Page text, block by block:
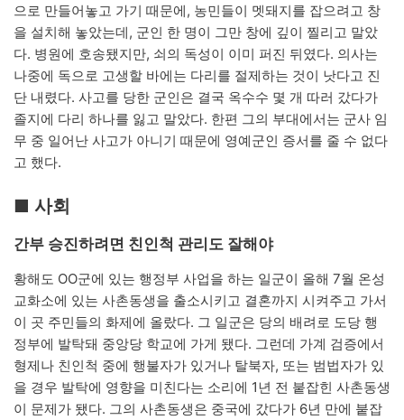
으로 만들어놓고 가기 때문에, 농민들이 멧돼지를 잡으려고 창
을 설치해 놓았는데, 군인 한 명이 그만 창에 깊이 찔리고 말았
다. 병원에 호송됐지만, 쇠의 독성이 이미 퍼진 뒤였다. 의사는
나중에 독으로 고생할 바에는 다리를 절제하는 것이 낫다고 진
단 내렸다. 사고를 당한 군인은 결국 옥수수 몇 개 따러 갔다가
졸지에 다리 하나를 잃고 말았다. 한편 그의 부대에서는 군사 임
무 중 일어난 사고가 아니기 때문에 영예군인 증서를 줄 수 없다
고 했다.
■ 사회
간부 승진하려면 친인척 관리도 잘해야
황해도 OO군에 있는 행정부 사업을 하는 일군이 올해 7월 온성
교화소에 있는 사촌동생을 출소시키고 결혼까지 시켜주고 가서
이 곳 주민들의 화제에 올랐다. 그 일군은 당의 배려로 도당 행
정부에 발탁돼 중앙당 학교에 가게 됐다. 그런데 가계 검증에서
형제나 친인척 중에 행불자가 있거나 탈북자, 또는 범법자가 있
을 경우 발탁에 영향을 미친다는 소리에 1년 전 붙잡힌 사촌동생
이 문제가 됐다. 그의 사촌동생은 중국에 갔다가 6년 만에 붙잡